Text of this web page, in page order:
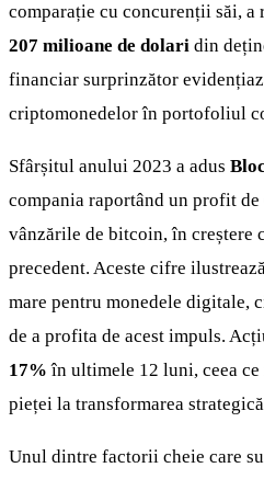
comparație cu concurenții săi,
207 milioane de dolari din
financiar surprinzător
criptomonedelor în portofoliul
Sfârșitul anului 2023 a adus
compania raportând un profit de
vânzările de bitcoin, în creștere
precedent. Aceste cifre
mare pentru monedele digitale,
de a profita de acest impuls.
17% în ultimele 12 luni, ceea
pieței la transformarea
Unul dintre factorii cheie care